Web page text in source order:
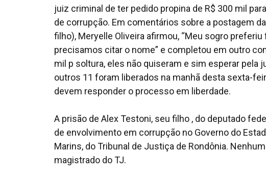
juiz criminal de ter pedido propina de R$ 300 mil
de corrupção. Em comentários sobre a postagem
filho), Meryelle Oliveira afirmou, “Meu sogro
precisamos citar o nome” e completou em outro
mil p soltura, eles não quiseram e sim esperar pela
outros 11 foram liberados na manhã desta sexta-
devem responder o processo em liberdade.
A prisão de Alex Testoni, seu filho , do deputado
de envolvimento em corrupção no Governo do
Marins, do Tribunal de Justiça de Rondônia.
magistrado do TJ.